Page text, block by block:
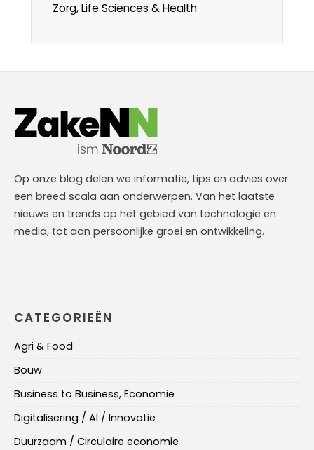
Zorg, Life Sciences & Health
Op onze blog delen we informatie, tips en advies over
een breed scala aan onderwerpen. Van het laatste
nieuws en trends op het gebied van technologie en
media, tot aan persoonlijke groei en ontwikkeling.
CATEGORIEËN
Agri & Food
Bouw
Business to Business, Economie
Digitalisering / AI / Innovatie
Duurzaam / Circulaire economie